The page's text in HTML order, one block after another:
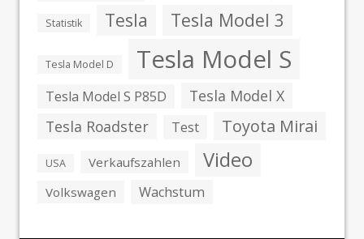
Statistik Tesla Tesla Model 3
Tesla Model D Tesla Model S
Tesla Model S P85D
Tesla Model X
Tesla Roadster
Test Toyota Mirai
USA Verkaufszahlen Video
Volkswagen Wachstum